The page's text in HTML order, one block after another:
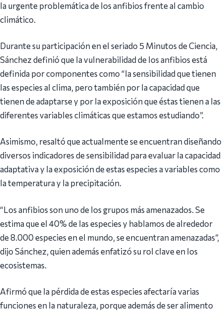
la urgente problemática de los anfibios frente al cambio
climático.
Durante su participación en el seriado 5 Minutos de Ciencia,
Sánchez definió que la vulnerabilidad de los anfibios está
definida por componentes como “la sensibilidad que tienen
las especies al clima, pero también por la capacidad que
tienen de adaptarse y por la exposición que éstas tienen a las
diferentes variables climáticas que estamos estudiando”.
Asimismo, resaltó que actualmente se encuentran diseñando
diversos indicadores de sensibilidad para evaluar la capacidad
adaptativa y la exposición de estas especies a variables como
la temperatura y la precipitación.
“Los anfibios son uno de los grupos más amenazados. Se
estima que el 40% de las especies y hablamos de alrededor
de 8.000 especies en el mundo, se encuentran amenazadas”,
dijo Sánchez, quien además enfatizó su rol clave en los
ecosistemas.
Afirmó que la pérdida de estas especies afectaría varias
funciones en la naturaleza, porque además de ser alimento